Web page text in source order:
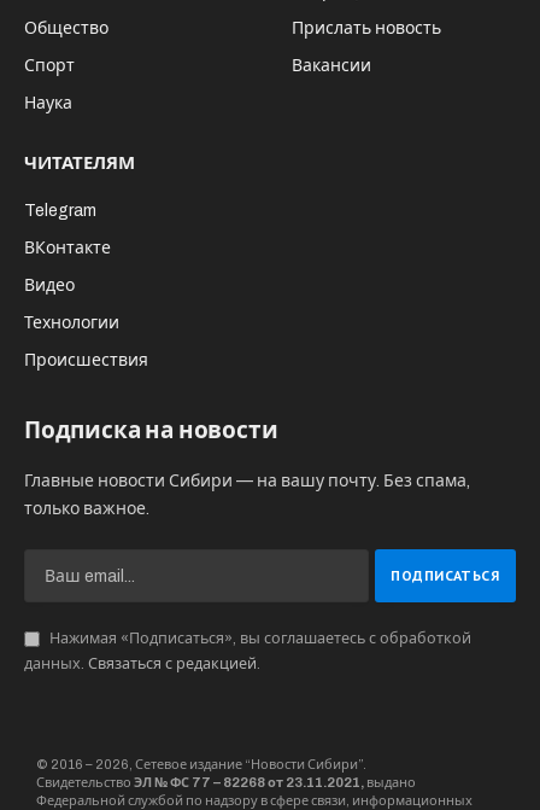
Общество
Спорт
Наука
Прислать новость
Вакансии
ЧИТАТЕЛЯМ
Telegram
ВКонтакте
Видео
Технологии
Происшествия
Подписка на новости
Главные новости Сибири — на вашу почту. Без спама,
только важное.
Нажимая «Подписаться», вы соглашаетесь с обработкой
данных. Связаться с редакцией.
© 2016 – 2026, Сетевое издание “Новости Сибири”.
Свидетельство ЭЛ № ФС 77 – 82268 от 23.11.2021, выдано
Федеральной службой по надзору в сфере связи, информационных